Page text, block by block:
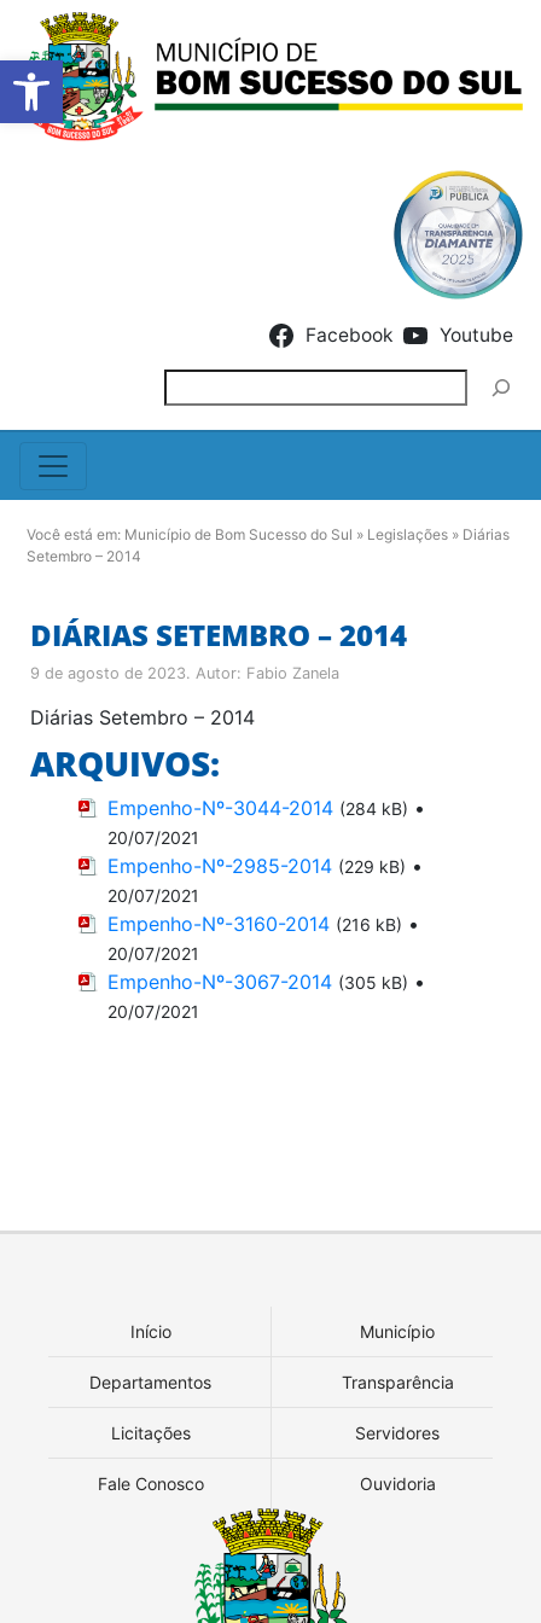
Barra de Ferramentas
Facebook Youtube
Você está em: Município de Bom Sucesso do Sul » Legislações » Diárias
Setembro – 2014
DIÁRIAS SETEMBRO – 2014
9 de agosto de 2023. Autor: Fabio Zanela
Diárias Setembro – 2014
ARQUIVOS:
Empenho-Nº-3044-2014 (284 kB) •
20/07/2021
Empenho-Nº-2985-2014 (229 kB) •
20/07/2021
Empenho-Nº-3160-2014 (216 kB) •
20/07/2021
Empenho-Nº-3067-2014 (305 kB) •
20/07/2021
Início Município
Departamentos Transparência
Licitações Servidores
Fale Conosco Ouvidoria